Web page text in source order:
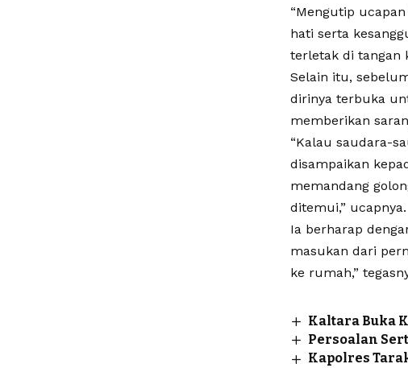
“Mengutip
hati serta
terletak di tangan
Selain itu,
dirinya terbuka
memberikan
“Kalau saudara-
disampaikan
memandang
ditemui,” ucapnya.
Ia berharap
masukan dari
ke rumah,”
Kaltara Buka
Persoalan
Kapolres